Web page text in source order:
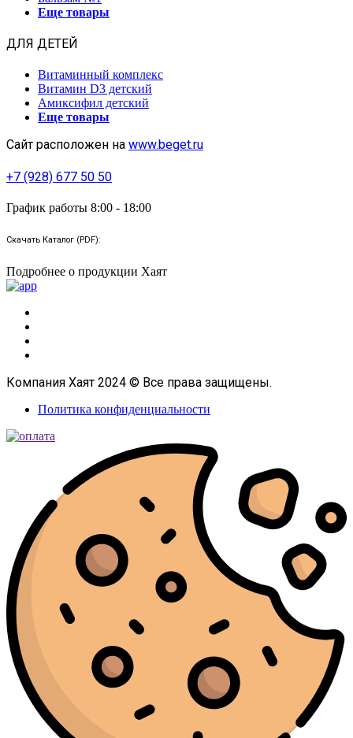
Еще товары
ДЛЯ ДЕТЕЙ
Витаминный комплекс
Витамин D3 детский
Амиксифил детский
Еще товары
Сайт расположен на www.beget.ru
+7 (928) 677 50 50
График работы 8:00 - 18:00
Скачать Каталог (PDF):
Подробнее о продукции Хаят
Компания Хаят 2024 © Все права защищены.
Политика конфиденциальности